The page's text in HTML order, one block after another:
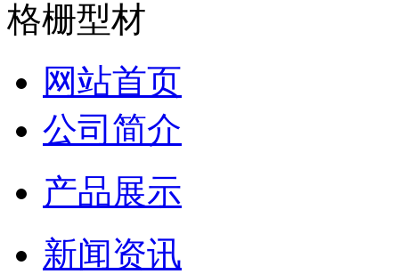
网站首页
公司简介
产品展示
新闻资讯